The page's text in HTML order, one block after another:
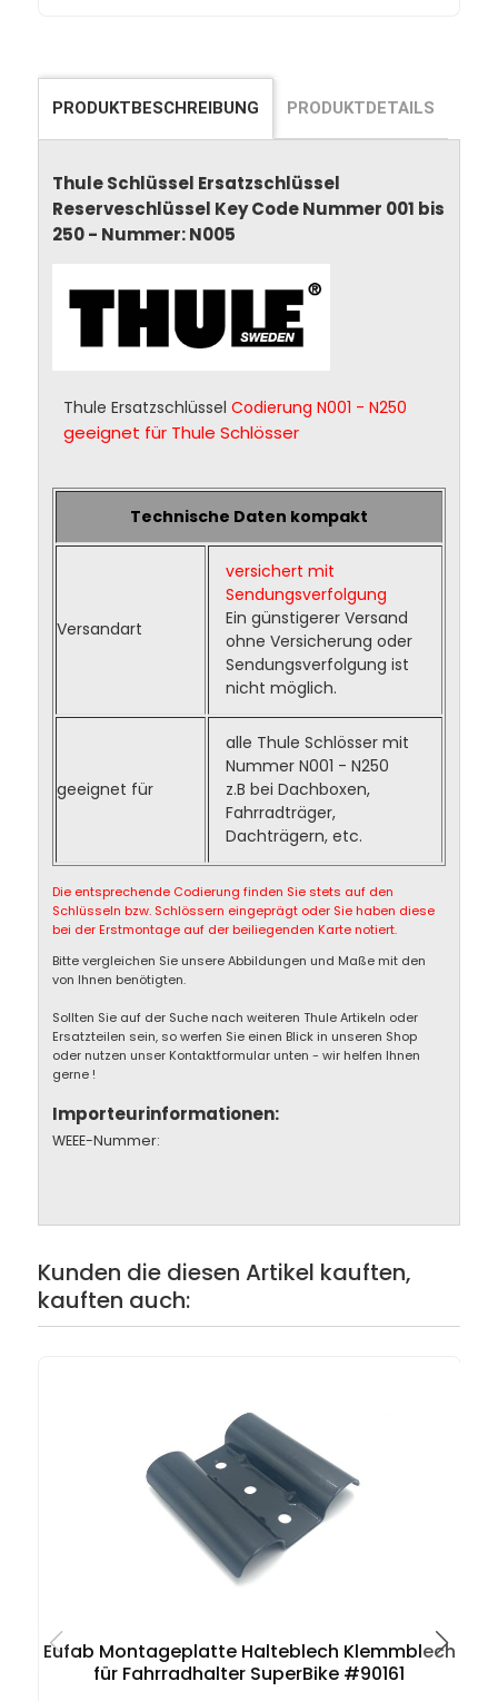
PRODUKTBESCHREIBUNG PRODUKTDETAILS
Thule Schlüssel Ersatzschlüssel
Reserveschlüssel Key Code Nummer 001 bis
250 - Nummer: N005
Thule Ersatzschlüssel Codierung N001 - N250
geeignet für Thule Schlösser
Technische Daten kompakt
Versandart
versichert mit
Sendungsverfolgung
Ein günstigerer Versand
ohne Versicherung oder
Sendungsverfolgung ist
nicht möglich.
geeignet für
alle Thule Schlösser mit
Nummer N001 - N250
z.B bei Dachboxen,
Fahrradträger,
Dachträgern, etc.
Die entsprechende Codierung finden Sie stets auf den
Schlüsseln bzw. Schlössern eingeprägt oder Sie haben diese
bei der Erstmontage auf der beiliegenden Karte notiert.
Bitte vergleichen Sie unsere Abbildungen und Maße mit den
von Ihnen benötigten.
Sollten Sie auf der Suche nach weiteren Thule Artikeln oder
Ersatzteilen sein, so werfen Sie einen Blick in unseren Shop
oder nutzen unser Kontaktformular unten - wir helfen Ihnen
gerne !
Importeurinformationen:
WEEE-Nummer:
Kunden die diesen Artikel kauften,
kauften auch:
Eufab Montageplatte Halteblech Klemmblech
für Fahrradhalter SuperBike #90161